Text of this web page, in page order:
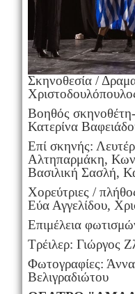
Σκηνοθεσία /
Βοηθός σκηνοθέτη-
Κατερίνα
Επί σκηνής:
Αλτηπαρμάκη,
Βασιλική Σασλή,
Χορεύτριες /
Εύα Αγγελίδου,
Επιμέλεια
Τρέιλερ: Γιώργος
Φωτογραφίες:
Βελιγραδιώτου